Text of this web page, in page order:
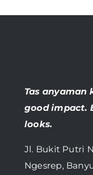
Tas anyaman
good impact.
looks.
Jl. Bukit Putri
Ngesrep,